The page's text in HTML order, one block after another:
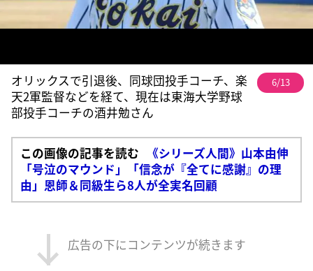
オリックスで引退後、同球団投手コーチ、楽
天2軍監督などを経て、現在は東海大学野球
部投手コーチの酒井勉さん
6/13
この画像の記事を読む
《シリーズ人間》山本由伸
「号泣のマウンド」「信念が『全てに感謝』の理
由」恩師＆同級生ら8人が全実名回顧
広告の下にコンテンツが続きます